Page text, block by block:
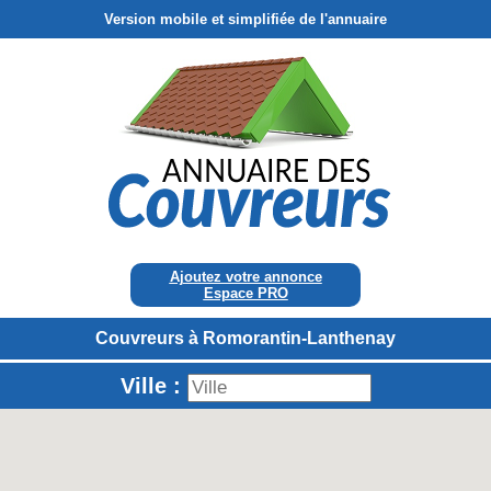
Version mobile et simplifiée de l'annuaire
Ajoutez votre annonce
Espace PRO
Couvreurs à Romorantin-Lanthenay
Ville :